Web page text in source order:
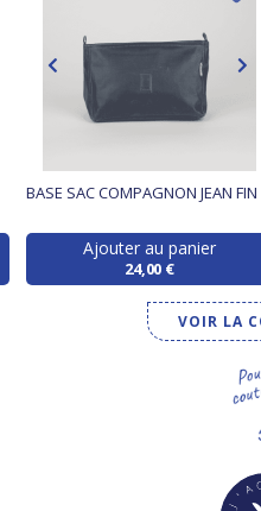
BASE SAC COMPAGNON JEAN FIN
Ajouter au panier
24,00 €
VOIR LA